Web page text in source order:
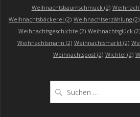
Weihnachtsbaumschmuck(2)
Weihnachtsbäckerei (2) Weihnachtserzählung (2)
Weihnachtsgeschichte (2) Weihnachtsglück (2)
Weihnachtsmann (2) Weihnachtsmarkt(2)
Weihnachtspost(2) Wichtel (2)
nach: